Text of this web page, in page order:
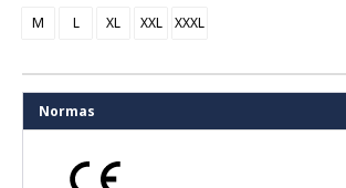
M
L XL XXL XXXL
Normas